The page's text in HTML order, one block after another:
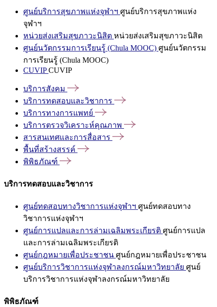
ศูนย์บริการสุขภาพแห่งจุฬาฯ ศูนย์บริการสุขภาพแห่ง
จุฬาฯ
หน่วยส่งเสริมสุขภาวะนิสิต หน่วยส่งเสริมสุขภาวะนิสิต
ศูนย์นวัตกรรมการเรียนรู้ (Chula MOOC) ศูนย์นวัตกรรม
การเรียนรู้ (Chula MOOC)
CUVIPCUVIP
บริการสังคม
บริการทดสอบและวิชาการ
บริการทางการแพทย์
บริการตรวจวิเคราะห์คุณภาพ
สารสนเทศและการสื่อสาร
พื้นที่สร้างสรรค์
พิพิธภัณฑ์
บริการทดสอบและวิชาการ
ศูนย์ทดสอบทางวิชาการแห่งจุฬาฯ ศูนย์ทดสอบทาง
วิชาการแห่งจุฬาฯ
ศูนย์การแปลและการล่ามเฉลิมพระเกียรติ ศูนย์การแปล
และการล่ามเฉลิมพระเกียรติ
ศูนย์กฎหมายเพื่อประชาชน ศูนย์กฎหมายเพื่อประชาชน
ศูนย์บริการวิชาการแห่งจุฬาลงกรณ์มหาวิทยาลัย ศูนย์
บริการวิชาการแห่งจุฬาลงกรณ์มหาวิทยาลัย
พิพิธภัณฑ์